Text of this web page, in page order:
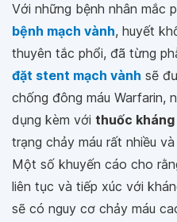
Với những bệnh nhân mắc
bệnh mạch vành, huyết
thuyên tắc phổi, đã từng
đặt stent mạch vành sẽ
chống đông máu Warfarin,
dụng kèm với thuốc kháng
trạng chảy máu rất nhiều
Một số khuyến cáo cho
liên tục và tiếp xúc với
sẽ có nguy cơ chảy máu